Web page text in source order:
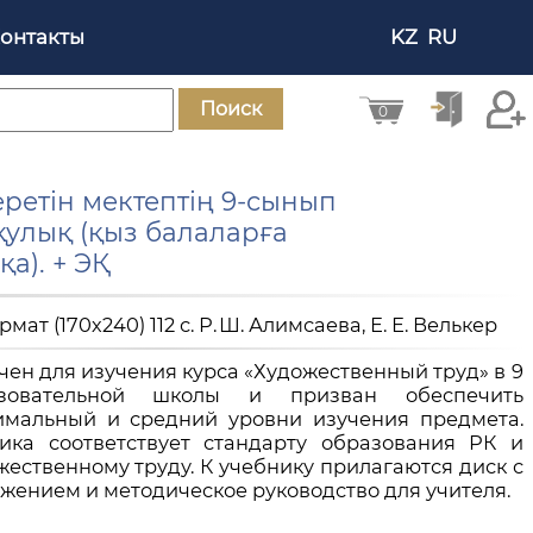
KZ RU
Поиск 0
мектептің 9-сынып
(қыз балаларға
+ ЭҚ
(170х240) 112 с. Р. Ш. Алимсаева, Е. Е. Велькер
для изучения курса «Художественный труд» в 9
школы и призван обеспечить
и средний уровни изучения предмета.
соответствует стандарту образования РК и
труду. К учебнику прилагаются диск с
и методическое руководство для учителя.